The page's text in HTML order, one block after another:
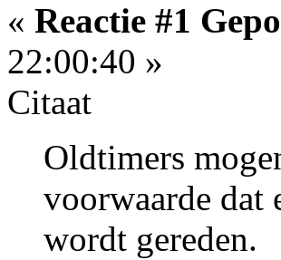
« Reactie #1
22:00:40 »
Citaat
Oldtimers
voorwaarde dat
wordt gereden.